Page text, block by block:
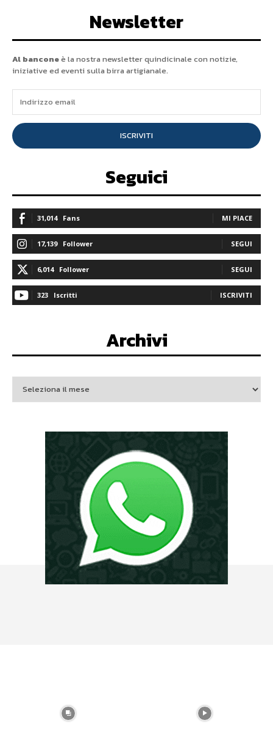
Newsletter
Al banconeè la nostra newsletter quindicinale con notizie,
iniziative ed eventi sulla birra artigianale.
ISCRIVITI
Seguici
31,014 Fans MI PIACE
17,139 Follower SEGUI
6,014 Follower SEGUI
323 Iscritti ISCRIVITI
Archivi